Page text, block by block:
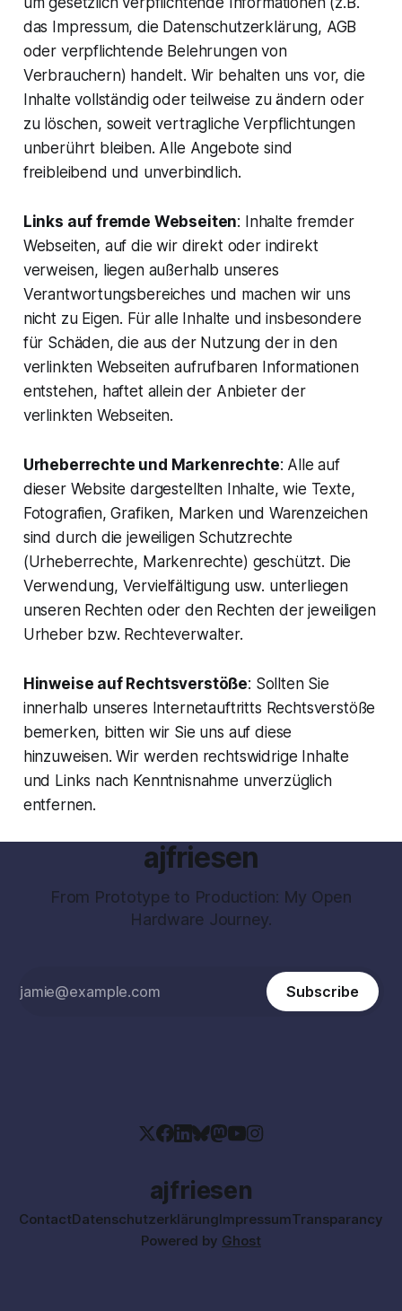
das Impressum, die Datenschutzerklärung, AGB
oder verpflichtende Belehrungen von
Verbrauchern) handelt. Wir behalten uns vor, die
Inhalte vollständig oder teilweise zu ändern oder
zu löschen, soweit vertragliche Verpflichtungen
unberührt bleiben. Alle Angebote sind
freibleibend und unverbindlich.
Links auf fremde Webseiten: Inhalte fremder
Webseiten, auf die wir direkt oder indirekt
verweisen, liegen außerhalb unseres
Verantwortungsbereiches und machen wir uns
nicht zu Eigen. Für alle Inhalte und insbesondere
für Schäden, die aus der Nutzung der in den
verlinkten Webseiten aufrufbaren Informationen
entstehen, haftet allein der Anbieter der
verlinkten Webseiten.
Urheberrechte und Markenrechte: Alle auf
dieser Website dargestellten Inhalte, wie Texte,
Fotografien, Grafiken, Marken und Warenzeichen
sind durch die jeweiligen Schutzrechte
(Urheberrechte, Markenrechte) geschützt. Die
Verwendung, Vervielfältigung usw. unterliegen
unseren Rechten oder den Rechten der jeweiligen
Urheber bzw. Rechteverwalter.
Hinweise auf Rechtsverstöße: Sollten Sie
innerhalb unseres Internetauftritts Rechtsverstöße
bemerken, bitten wir Sie uns auf diese
hinzuweisen. Wir werden rechtswidrige Inhalte
und Links nach Kenntnisnahme unverzüglich
entfernen.
ajfriesen
From Prototype to Production: My Open
Hardware Journey.
Subscribe
ajfriesen
ContactDatenschutzerklärungImpressumTransparancy
Powered by Ghost